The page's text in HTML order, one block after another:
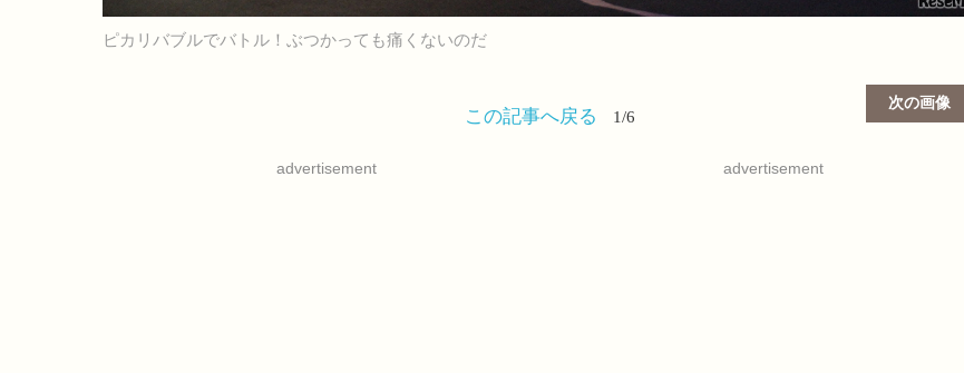
ピカリバブルでバトル！ぶつかっても痛くないのだ
次の画像
この記事へ戻る 1/6
advertisement advertisement